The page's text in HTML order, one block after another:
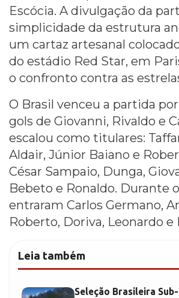
Escócia. A divulgação da
simplicidade da estrutura
um cartaz artesanal
do estádio Red Star, em
o confronto contra as
O Brasil venceu a partida
gols de Giovanni, Rivaldo e
escalou como titulares:
Aldair, Júnior Baiano e
César Sampaio, Dunga,
Bebeto e Ronaldo. Durante
entraram Carlos Germano,
Roberto, Doriva, Leonardo e
Leia também
Seleção Brasileira